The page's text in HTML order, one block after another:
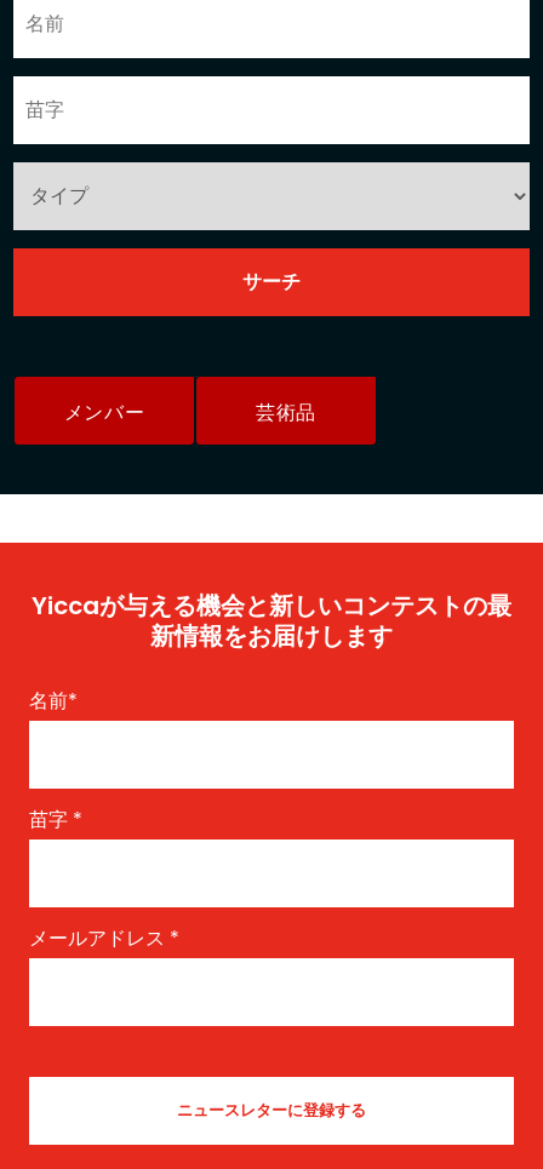
メンバー 芸術品
Yiccaが与える機会と新しいコンテストの最
新情報をお届けします
名前*
苗字 *
メールアドレス *